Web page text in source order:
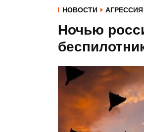
НОВОСТИ
Ночью